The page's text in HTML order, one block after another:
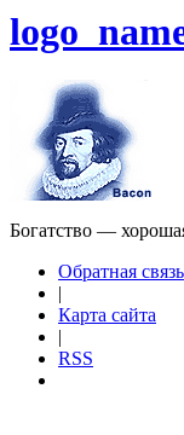
Богатство —
Обратная связь
|
Карта сайта
|
RSS